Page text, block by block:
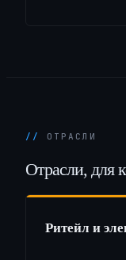
ОТРАСЛИ
Отрасли, для
Ритейл и